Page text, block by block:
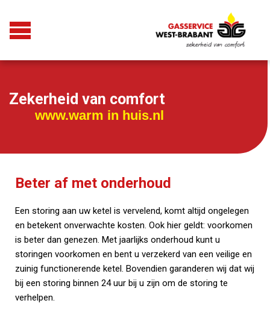
Zekerheid van comfort
www.warm in huis.nl
Beter af met onderhoud
Een storing aan uw ketel is vervelend, komt altijd ongelegen
en betekent onverwachte kosten. Ook hier geldt: voorkomen
is beter dan genezen. Met jaarlijks onderhoud kunt u
storingen voorkomen en bent u verzekerd van een veilige en
zuinig functionerende ketel. Bovendien garanderen wij dat wij
bij een storing binnen 24 uur bij u zijn om de storing te
verhelpen.